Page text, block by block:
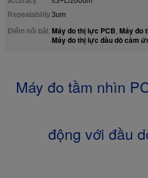
Repeatability:3um
Điểm nổi bật: Máy đo thị lực PCB, Máy đo
Máy đo thị lực đầu dò cảm
Máy đo tầm nhìn
động với đầu